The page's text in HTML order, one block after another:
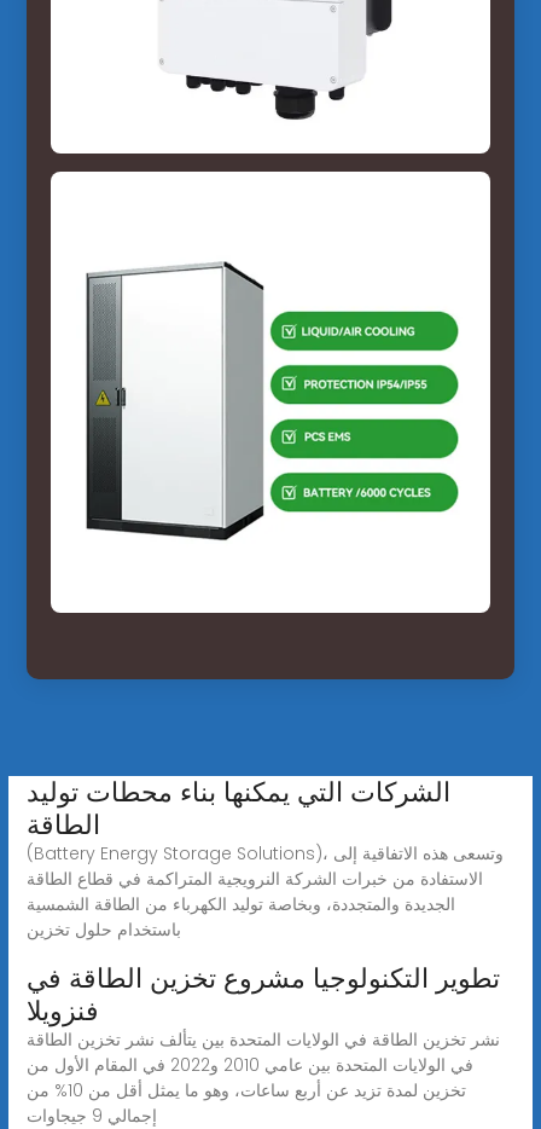
الشركات التي يمكنها بناء محطات توليد
الطاقة
(Battery Energy Storage Solutions)، وتسعى هذه الاتفاقية إلى
الاستفادة من خبرات الشركة النرويجية المتراكمة في قطاع الطاقة
الجديدة والمتجددة، وبخاصة توليد الكهرباء من الطاقة الشمسية
باستخدام حلول تخزين
تطوير التكنولوجيا مشروع تخزين الطاقة في
فنزويلا
نشر تخزين الطاقة في الولايات المتحدة بين يتألف نشر تخزين الطاقة
في الولايات المتحدة بين عامي 2010 و2022 في المقام الأول من
تخزين لمدة تزيد عن أربع ساعات، وهو ما يمثل أقل من 10% من
إجمالي 9 جيجاوات